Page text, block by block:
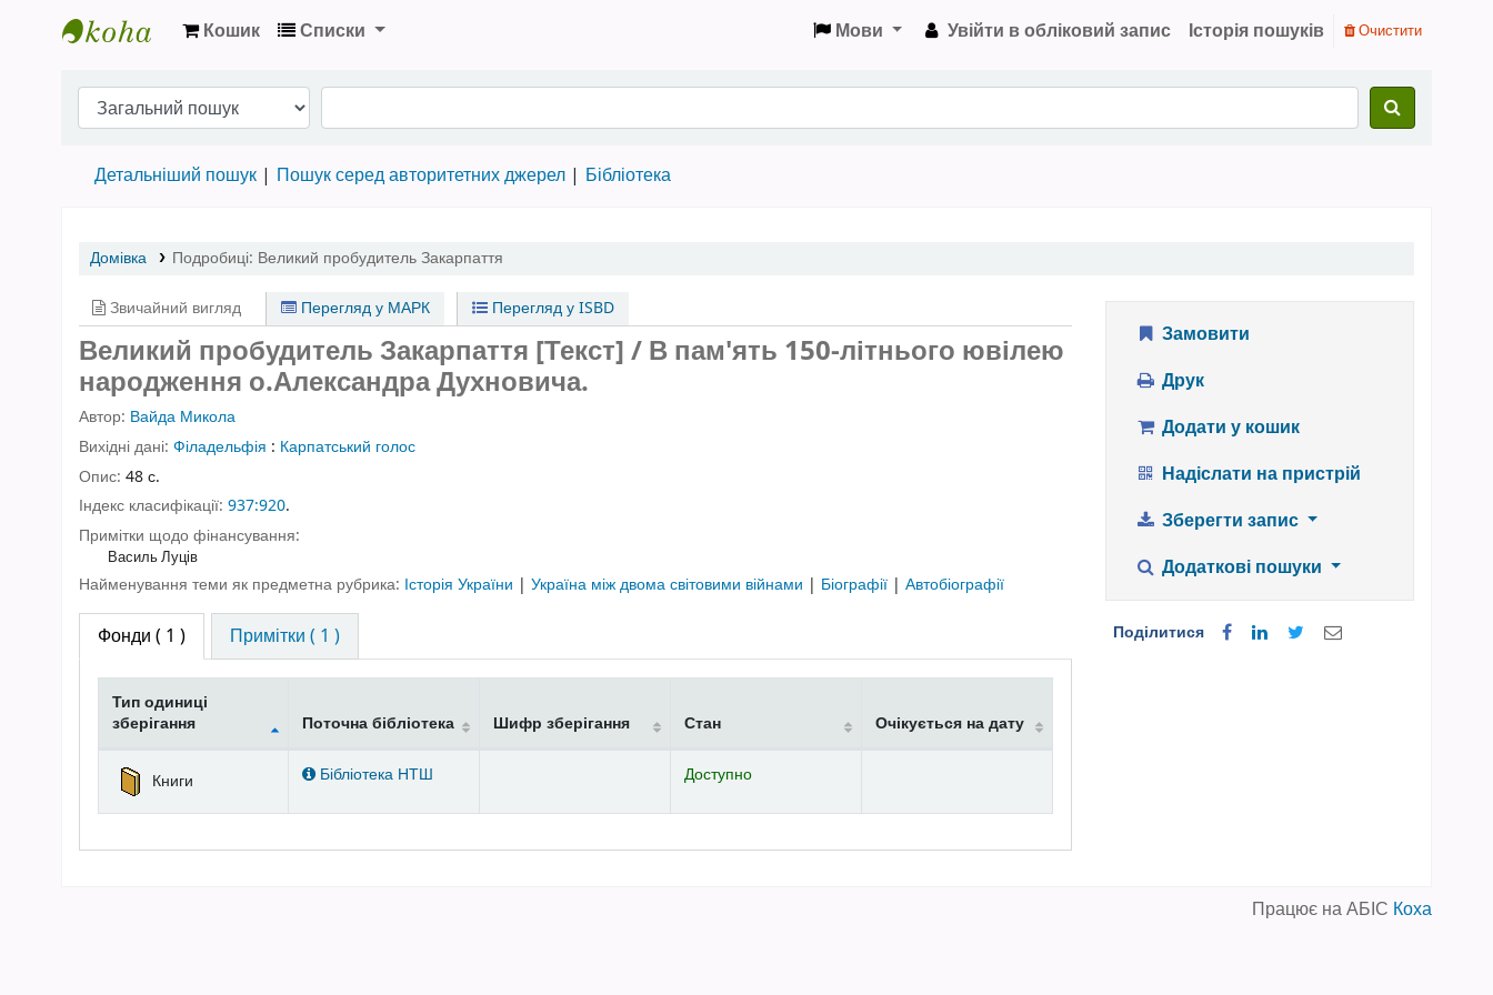
Кошик Списки Мови Увійти в обліковий запис Історія пошуків Очистити
Детальніший пошук Пошук серед авторитетних джерел Бібліотека
Домівка Подробиці: Великий пробудитель Закарпаття
Звичайний вигляд Перегляд у МАРК Перегляд у ISBD
Великий пробудитель Закарпаття [Текст] / В пам'ять 150-літнього ювілею
народження о.Александра Духновича.
Автор: Вайда Микола
Вихідні дані: Філадельфія : Карпатський голос
Опис: 48 с.
Індекс класифікації: 937:920.
Примітки щодо фінансування:
Василь Луців
Найменування теми як предметна рубрика: Історія України | Україна між двома світовими війнами | Біографії | Автобіографії
Фонди ( 1 ) Примітки ( 1 )
Фонди
Тип одиниці
зберігання
Поточна бібліотека Шифр зберігання Стан Очікується на дату
Книги Бібліотека НТШ Доступно
Замовити
Друк
Додати у кошик
Надіслати на пристрій
Зберегти запис
Додаткові пошуки
Поділитися
Працює на АБІС Коха